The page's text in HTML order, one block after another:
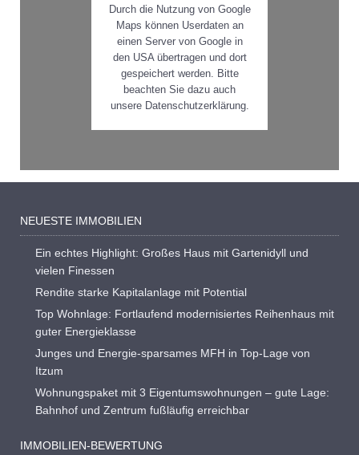
Durch die Nutzung von Google
Maps können Userdaten an
einen Server von Google in
den USA übertragen und dort
gespeichert werden. Bitte
beachten Sie dazu auch
unsere Datenschutzerklärung.
NEUESTE IMMOBILIEN
Ein echtes Highlight: Großes Haus mit Gartenidyll und
vielen Finessen
Rendite starke Kapitalanlage mit Potential
Top Wohnlage: Fortlaufend modernisiertes Reihenhaus mit
guter Energieklasse
Junges und Energie-sparsames MFH in Top-Lage von
Itzum
Wohnungspaket mit 3 Eigentumswohnungen – gute Lage:
Bahnhof und Zentrum fußläufig erreichbar
IMMOBILIEN-BEWERTUNG